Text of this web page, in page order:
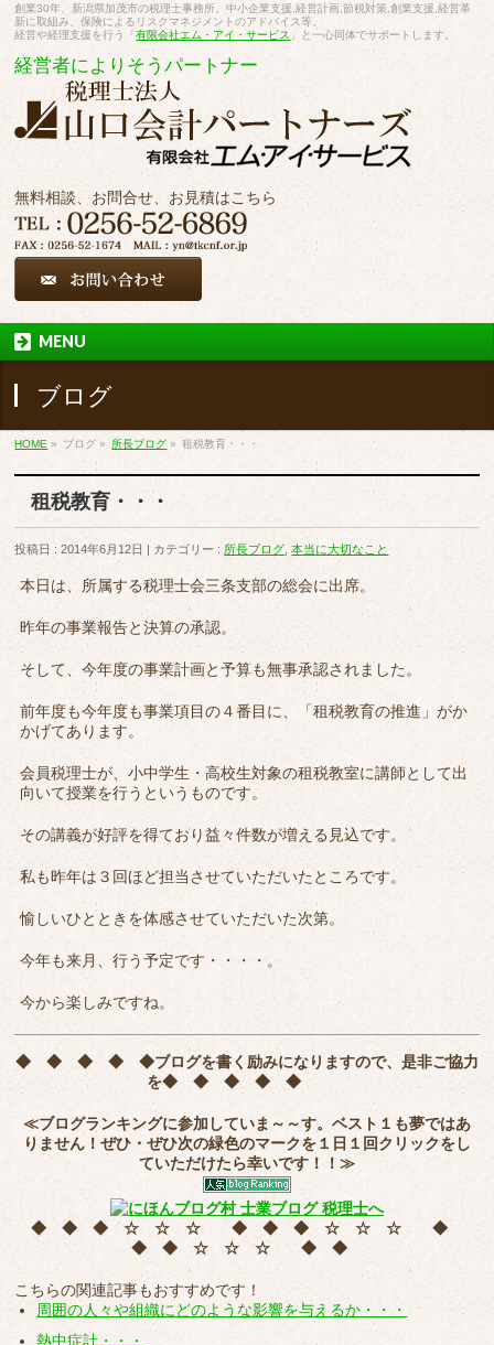
創業30年、新潟県加茂市の税理士事務所。中小企業支援,経営計画,節税対策,創業支援,経営革
新に取組み、保険によるリスクマネジメントのアドバイス等。
経営や経理支援を行う「有限会社エム・アイ・サービス 」と一心同体でサポートします。
経営者によりそうパートナー
無料相談、お問合せ、お見積はこちら
MENU
ブログ
HOME » ブログ » 所長ブログ » 租税教育・・・
租税教育・・・
投稿日 : 2014年6月12日 カテゴリー : 所長ブログ ,本当に大切なこと
本日は、所属する税理士会三条支部の総会に出席。
昨年の事業報告と決算の承認。
そして、今年度の事業計画と予算も無事承認されました。
前年度も今年度も事業項目の４番目に、「租税教育の推進」がか
かげてあります。
会員税理士が、小中学生・高校生対象の租税教室に講師として出
向いて授業を行うというものです。
その講義が好評を得ており益々件数が増える見込です。
私も昨年は３回ほど担当させていただいたところです。
愉しいひとときを体感させていただいた次第。
今年も来月、行う予定です・・・・。
今から楽しみですね。
◆ ◆ ◆ ◆ ◆ブログを書く励みになりますので、是非ご協力
を◆ ◆ ◆ ◆ ◆
≪ブログランキングに参加していま～～す。ベスト１も夢ではあ
りません！ぜひ・ぜひ次の緑色のマークを１日１回クリックをし
ていただけたら幸いです！！≫
◆ ◆ ◆ ☆ ☆ ☆ ◆ ◆ ◆ ☆ ☆ ☆ ◆
◆ ◆ ☆ ☆ ☆ ◆ ◆
こちらの関連記事もおすすめです！
周囲の人々や組織にどのような影響を与えるか・・・
熱中症計・・・